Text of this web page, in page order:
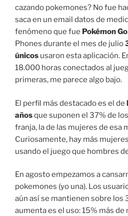
cazando pokemones? No fue
saca en un email datos de
fenómeno que fue Pokémon Go
Phones durante el mes de julio
únicos usaron esta aplicación.
18.000 horas conectados al
primeras, me parece algo bajo.
El perfil más destacado es el de
añosque suponen el 37% de
franja, la de las mujeres de esa
Curiosamente, hay más
usando el juego que hombres
En agosto empezamos a
pokemones (yo una). Los
aún así se mantienen sobre los
aumenta es el uso: 15% más